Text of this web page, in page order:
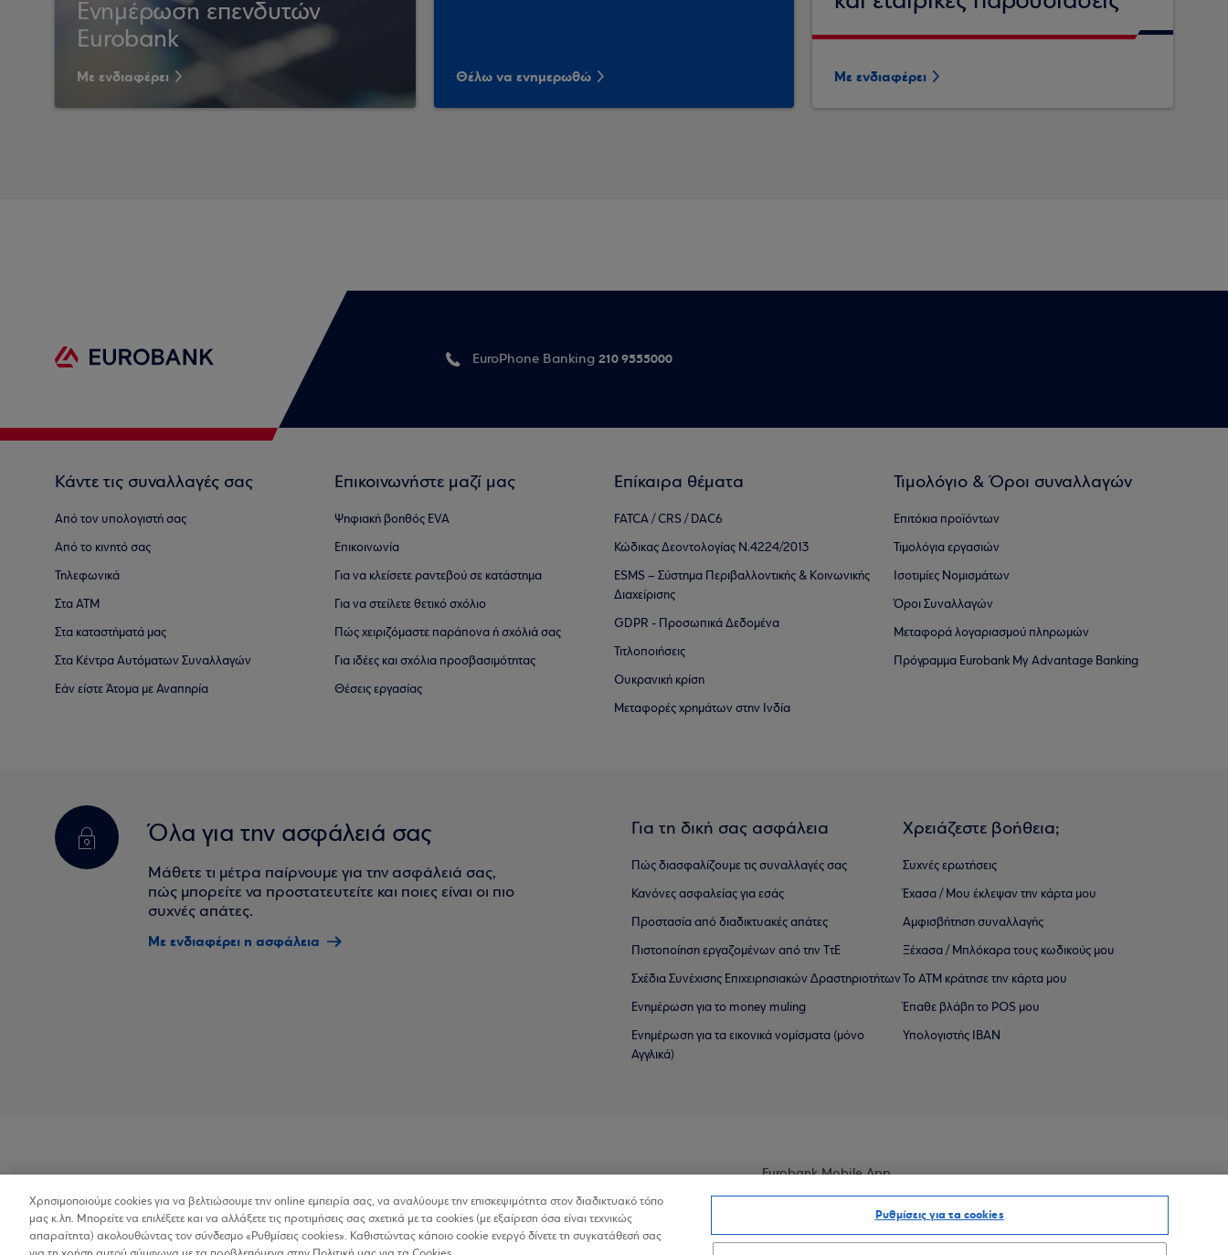
Ενημέρωση επενδυτών
Eurobank
Με ενδιαφέρει Θέλω να ενημερωθώ Με ενδιαφέρει
EuroPhone Banking 210 9555000
Κάντε τις συναλλαγές σας
Από τον υπολογιστή σας
Από το κινητό σας
Τηλεφωνικά
Στα ΑΤΜ
Στα καταστήματά μας
Στα Κέντρα Αυτόματων Συναλλαγών
Εάν είστε Άτομα με Αναπηρία
Επικοινωνήστε μαζί μας
Ψηφιακή βοηθός EVA
Επικοινωνία
Για να κλείσετε ραντεβού σε κατάστημα
Για να στείλετε θετικό σχόλιο
Πώς χειριζόμαστε παράπονα ή σχόλιά σας
Για ιδέες και σχόλια προσβασιμότητας
Θέσεις εργασίας
Επίκαιρα θέματα
FATCA / CRS / DAC6
Κώδικας Δεοντολογίας Ν.4224/2013
ESMS – Σύστημα Περιβαλλοντικής & Κοινωνικής
Διαχείρισης
GDPR - Προσωπικά Δεδομένα
Τιτλοποιήσεις
Ουκρανική κρίση
Μεταφορές χρημάτων στην Ινδία
Τιμολόγιο & Όροι συναλλαγών
Επιτόκια προϊόντων
Τιμολόγια εργασιών
Ισοτιμίες Νομισμάτων
Όροι Συναλλαγών
Μεταφορά λογαριασμού πληρωμών
Πρόγραμμα Eurobank My Advantage Banking
Όλα για την ασφάλειά σας
Μάθετε τι μέτρα παίρνουμε για την ασφάλειά σας,
πώς μπορείτε να προστατευτείτε και ποιες είναι οι πιο
συχνές απάτες.
Με ενδιαφέρει η ασφάλεια
Για τη δική σας ασφάλεια
Πώς διασφαλίζουμε τις συναλλαγές σας
Κανόνες ασφαλείας για εσάς
Προστασία από διαδικτυακές απάτες
Πιστοποίηση εργαζομένων από την ΤτΕ
Σχέδια Συνέχισης Επιχειρησιακών ∆ραστηριοτήτων
Ενημέρωση για το money muling
Ενημέρωση για τα εικονικά νομίσματα (μόνο
Αγγλικά)
Χρειάζεστε βοήθεια;
Συχνές ερωτήσεις
Έχασα / Μου έκλεψαν την κάρτα μου
Αμφισβήτηση συναλλαγής
Ξέχασα / Μπλόκαρα τους κωδικούς μου
Το ΑΤΜ κράτησε την κάρτα μου
Έπαθε βλάβη το POS μου
Υπολογιστής IBAN
Προσβασιμότητα
Eurobank Mobile App
Χρησιμοποιούμε cookies για να βελτιώσουμε την online εμπειρία σας, να αναλύουμε την επισκεψιμότητα στον διαδικτυακό τόπο
μας κ.λπ. Μπορείτε να επιλέξετε και να αλλάξετε τις προτιμήσεις σας σχετικά με τα cookies (με εξαίρεση όσα είναι τεχνικώς
απαραίτητα) ακολουθώντας τον σύνδεσμο «Ρυθμίσεις cookies». Καθιστώντας κάποιο cookie ενεργό δίνετε τη συγκατάθεσή σας
Ρυθμίσεις για τα cookies